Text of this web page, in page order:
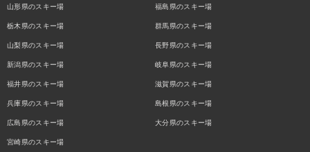
山形県のスキー場 福島県のスキー場
栃木県のスキー場 群馬県のスキー場
山梨県のスキー場 長野県のスキー場
新潟県のスキー場 岐阜県のスキー場
福井県のスキー場 滋賀県のスキー場
兵庫県のスキー場 島根県のスキー場
広島県のスキー場 大分県のスキー場
宮崎県のスキー場